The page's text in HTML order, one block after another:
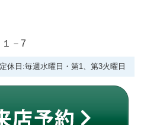
－7
休日:毎週水曜日・第1、第3火曜日